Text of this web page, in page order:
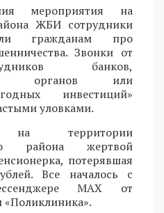
мероприятия на
ЖБИ сотрудники
гражданам про
Звонки от
банков,
органов или
инвестиций»
уловками.
территории
района жертвой
потерявшая
Все началось с
MAX от
«Поликлиника».